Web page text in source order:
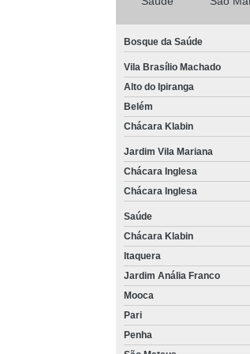
Bosque da Saúde
Vila Brasílio Machado
Alto do Ipiranga
Belém
Chácara Klabin
Jardim Vila Mariana
Chácara Inglesa
Chácara Inglesa
Saúde
Chácara Klabin
Itaquera
Jardim Anália Franco
Mooca
Pari
Penha